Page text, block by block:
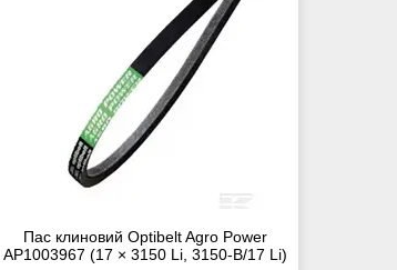
Пас клиновий Optibelt Agro Power
AP1003967 (17 × 3150 Li, 3150-B/17 Li)